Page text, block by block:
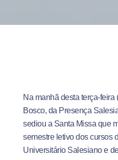
Na manhã desta terça-
Bosco, da Presença
sediou a Santa Missa que
semestre letivo dos cursos
Universitário Salesiano e